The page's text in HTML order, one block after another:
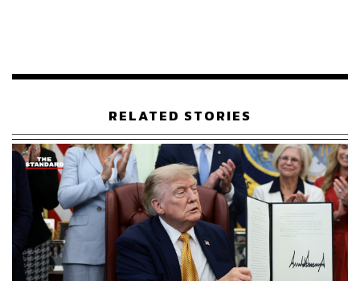
สหรัฐฯ และจีน ยังมีข้อจำกัดที่สำคัญ 3 ประการ
ประการแรก คือ ความสามารถของสหรัฐฯ ในการนำประเท
ศอื่นๆ เข้าร่วมการแยกตัวอาจเปราะบางกว่าที่หลายฝ่ายคิด
แม้กระทั่งกับพันธมิตรที่ใกล้ชิดอย่างญี่ปุ่น เนื่องจากแม้
ปัจจุบันสหรัฐฯ​ จะพยายามผลักดันให้เกิดการแยกตัวทาง
เศรษฐกิจมากขึ้นผ่านกฎหมายหรือระเบียบข้อบังคับต่างๆ
โดยอ้างถึงความพยายามในการปกป้องความมั่นคงของชาติ
หรือเศรษฐกิจ แต่ความพยายามสั่นคลอนเศรษฐกิจจีนมาก
เกินไป อาจจะทำให้ผู้คนหรือประเทศอื่นๆ เลื่อมใสสหรัฐฯ
น้อยลง
RELATED STORIES